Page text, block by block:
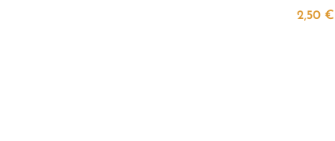
2,50 €